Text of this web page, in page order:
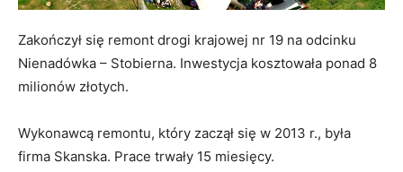
Zakończył się remont drogi krajowej nr 19 na odcinku
Nienadówka – Stobierna. Inwestycja kosztowała ponad 8
milionów złotych.
Wykonawcą remontu, który zaczął się w 2013 r., była
firma Skanska. Prace trwały 15 miesięcy.